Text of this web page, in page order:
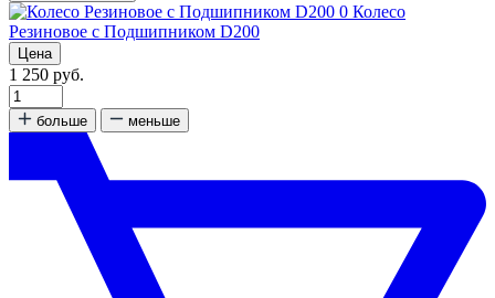
0 Колесо
Резиновое с Подшипником D200
Цена
1 250 руб.
больше меньше